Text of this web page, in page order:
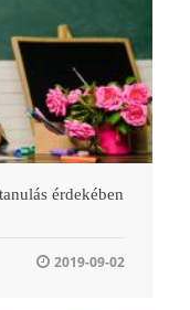
érdekében
2019-09-02